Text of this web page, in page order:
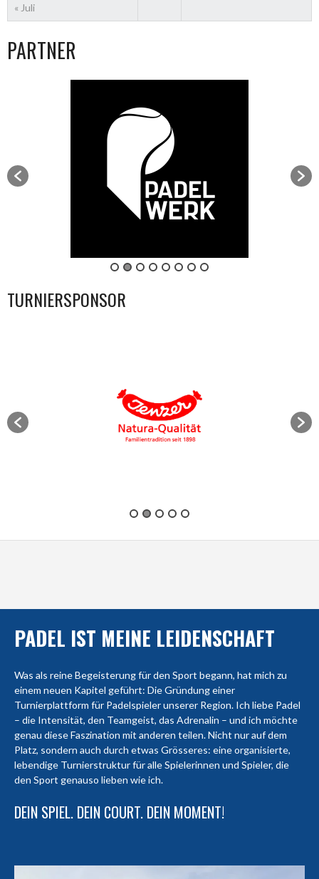
« Juli
PARTNER
TURNIERSPONSOR
PADEL IST MEINE LEIDENSCHAFT
Was als reine Begeisterung für den Sport begann, hat mich zu
einem neuen Kapitel geführt: Die Gründung einer
Turnierplattform für Padelspieler unserer Region. Ich liebe Padel
– die Intensität, den Teamgeist, das Adrenalin – und ich möchte
genau diese Faszination mit anderen teilen. Nicht nur auf dem
Platz, sondern auch durch etwas Grösseres: eine organisierte,
lebendige Turnierstruktur für alle Spielerinnen und Spieler, die
den Sport genauso lieben wie ich.
DEIN SPIEL. DEIN COURT. DEIN MOMENT!